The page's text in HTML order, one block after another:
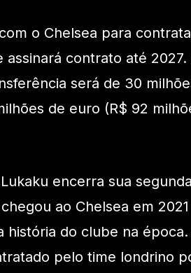
o Chelsea para
assinará contrato até
será de 30
de euro (R$ 92
encerra sua
ao Chelsea em
história do clube na
pelo time londrino